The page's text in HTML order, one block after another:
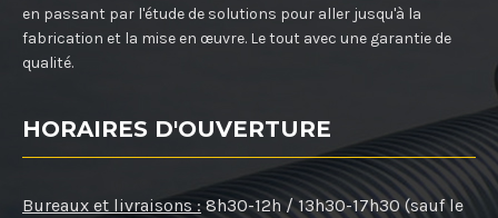
en passant par l'étude de solutions pour aller jusqu'à la
fabrication et la mise en œuvre. Le tout avec une garantie de
qualité.
HORAIRES D'OUVERTURE
Bureaux et livraisons : 8h30-12h / 13h30-17h30 (sauf le